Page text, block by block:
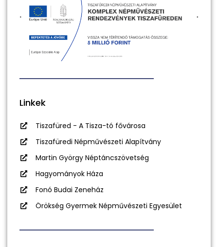
Linkek
Tiszafüred - A Tisza-tó fővárosa
Tiszafüredi Népművészeti Alapítvány
Martin György Néptáncszövetség
Hagyományok Háza
Fonó Budai Zeneház
Örökség Gyermek Népművészeti Egyesület